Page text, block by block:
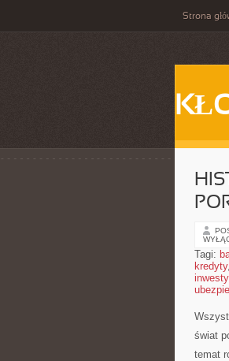
Strona
Tagi:
kredyty,
świat
temat